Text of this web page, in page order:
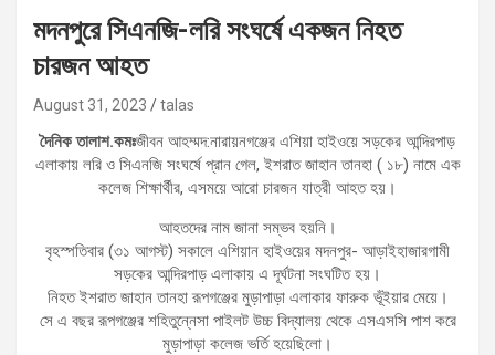
মদনপুরে সিএনজি-লরি সংঘর্ষে একজন নিহত
চারজন আহত
August 31, 2023 talas
দৈনিক তালাশ.কমঃজীবন আহম্মদ:নারায়নগঞ্জের এশিয়া হাইওয়ে সড়কের আন্দিরপাড়
এলাকায় লরি ও সিএনজি সংঘর্ষে প্রান গেল, ইশরাত জাহান তানহা ( ১৮) নামে এক
কলেজ শিক্ষার্থীর, এসময়ে আরো চারজন যাত্রী আহত হয়।
আহতদের নাম জানা সম্ভব হয়নি।
বৃহস্পতিবার (৩১ আগস্ট) সকালে এশিয়ান হাইওয়ের মদনপুর- আড়াইহাজারগামী
সড়কের আন্দিরপাড় এলাকায় এ দূর্ঘটনা সংঘটিত হয়।
নিহত ইশরাত জাহান তানহা রূপগঞ্জের মুড়াপাড়া এলাকার ফারুক ভূঁইয়ার মেয়ে।
সে এ বছর রূপগঞ্জের শহিতুন্নেসা পাইলট উচ্চ বিদ্যালয় থেকে এসএসসি পাশ করে
মুড়াপাড়া কলেজ ভর্তি হয়েছিলো।